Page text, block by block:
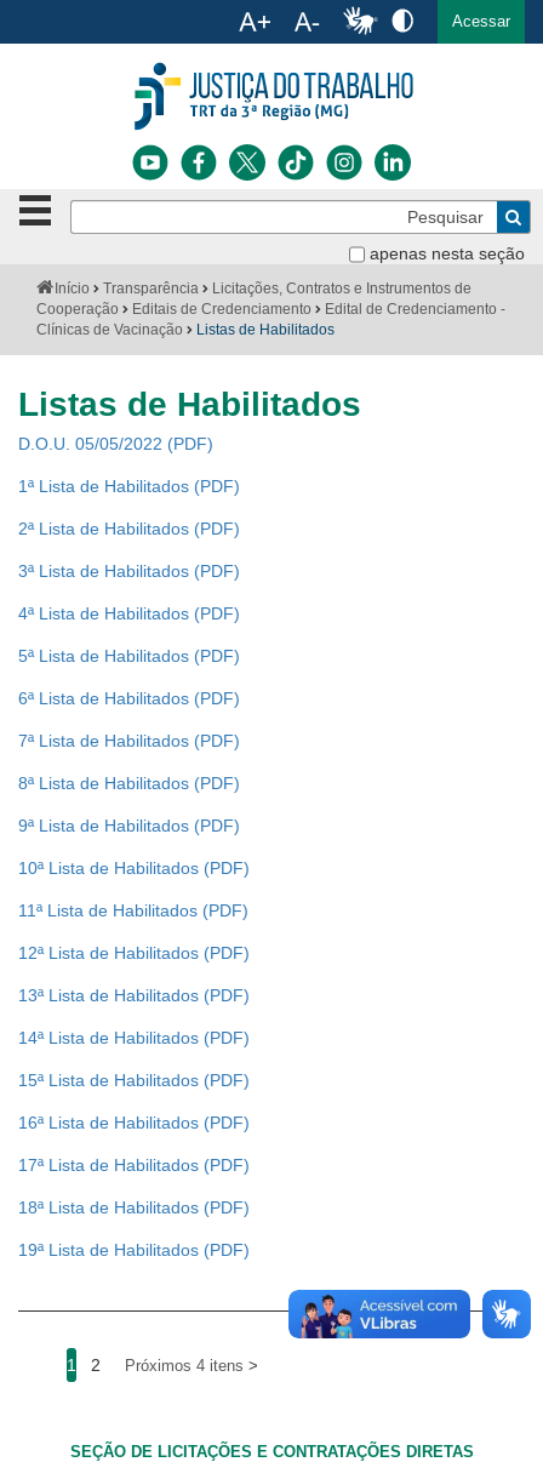
Ir para o menu Ir para a busca Ir para o rodapé
Acessar
apenas nesta seção
Botão
de
clique
para
fechar
o
menu
Notícias
Jurisprudência
Legislação
Ouvidoria
Você
está
aqui:
Início Transparência
Licitações, Contratos e Instrumentos de
Cooperação
Editais de Credenciamento
Edital de Credenciamento -
Clínicas de Vacinação
Listas de Habilitados
Listas de Habilitados
D.O.U. 05/05/2022
1ª Lista de Habilitados
2ª Lista de Habilitados
3ª Lista de Habilitados
4ª Lista de Habilitados
5ª Lista de Habilitados
6ª Lista de Habilitados
7ª Lista de Habilitados
8ª Lista de Habilitados
9ª Lista de Habilitados
10ª Lista de Habilitados
11ª Lista de Habilitados
12ª Lista de Habilitados
13ª Lista de Habilitados
14ª Lista de Habilitados
15ª Lista de Habilitados
16ª Lista de Habilitados
17ª Lista de Habilitados
18ª Lista de Habilitados
19ª Lista de Habilitados
1 2 Próximos 4 itens
SEÇÃO DE LICITAÇÕES E CONTRATAÇÕES DIRETAS